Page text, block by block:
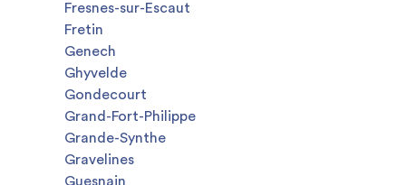
Fresnes-sur-Escaut
Fretin
Genech
Ghyvelde
Gondecourt
Grand-Fort-Philippe
Grande-Synthe
Gravelines
Guesnain